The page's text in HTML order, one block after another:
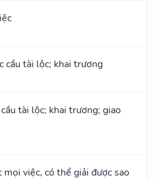
cầu tài lộc; khai trương
tài lộc; khai trương; giao
việc, có thể giải được sao